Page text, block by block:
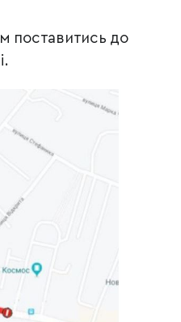
поставитись до